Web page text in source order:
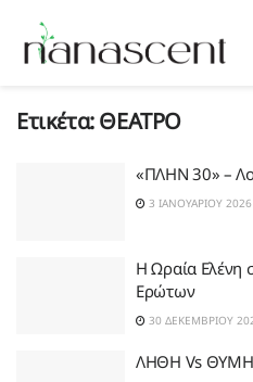
Ετικέτα:ΘΕΑΤΡΟ
«ΠΛΗΝ 30» –
3 ΙΑΝΟΥΑΡΊΟΥ 2026
Η Ωραία Ελένη
Ερώτων
30 ΔΕΚΕΜΒΡΊΟΥ
ΛΗΘΗ Vs